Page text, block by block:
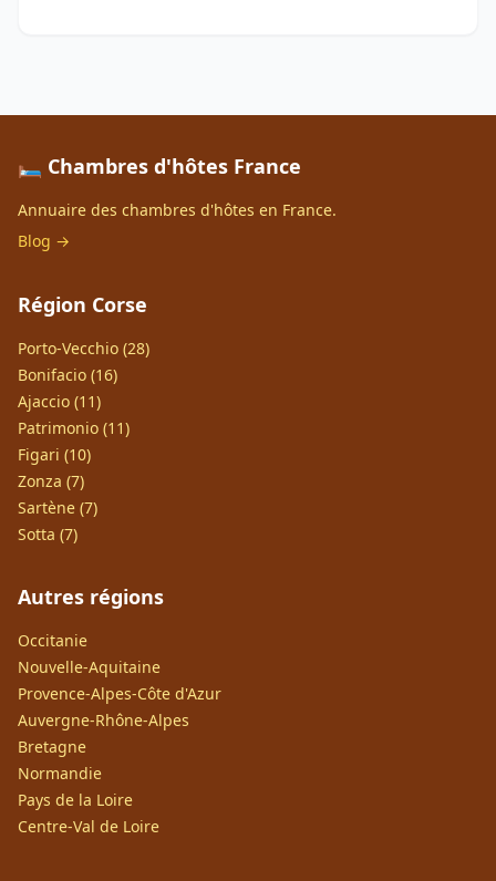
🛏️ Chambres d'hôtes France
Annuaire des chambres d'hôtes en France.
Blog →
Région Corse
Porto-Vecchio (28)
Bonifacio (16)
Ajaccio (11)
Patrimonio (11)
Figari (10)
Zonza (7)
Sartène (7)
Sotta (7)
Autres régions
Occitanie
Nouvelle-Aquitaine
Provence-Alpes-Côte d'Azur
Auvergne-Rhône-Alpes
Bretagne
Normandie
Pays de la Loire
Centre-Val de Loire